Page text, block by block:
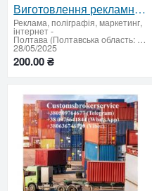
Виготовлення рекламної продукції з індивідуальним дизайном
Реклама, поліграфія, маркетинг,
інтернет-
Полтава (Полтавська область: продати купити)
28/05/2025
200.00 ₴